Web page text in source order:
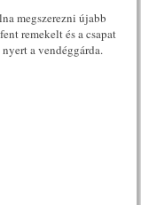
megszerezni újabb
remekelt és a csapat
a vendéggárda.